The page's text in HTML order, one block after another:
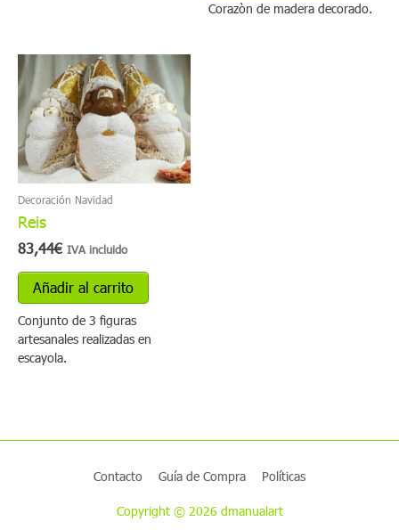
Corazòn de madera decorado.
Decoración Navidad
Reis
83,44€ IVA incluido
Añadir al carrito
Conjunto de 3 figuras
artesanales realizadas en
escayola.
Contacto Guía de Compra Políticas
Copyright © 2026 dmanualart